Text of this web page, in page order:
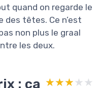
quand on regarde le
têtes. Ce n’est
non plus le graal
les deux.
: ça ★★★★★
★★★★★